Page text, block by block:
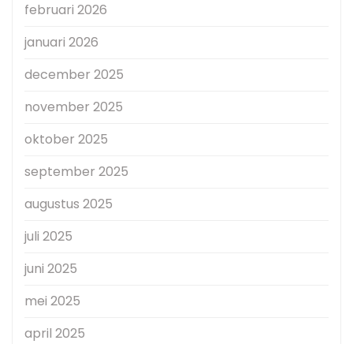
februari 2026
januari 2026
december 2025
november 2025
oktober 2025
september 2025
augustus 2025
juli 2025
juni 2025
mei 2025
april 2025